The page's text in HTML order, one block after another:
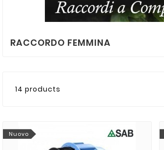
RACCORDO FEMMINA
14 products
Nuovo